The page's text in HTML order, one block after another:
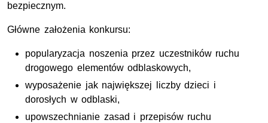
bezpiecznym.
Główne założenia konkursu:
popularyzacja noszenia przez uczestników ruchu
drogowego elementów odblaskowych,
wyposażenie jak największej liczby dzieci i
dorosłych w odblaski,
upowszechnianie zasad i przepisów ruchu